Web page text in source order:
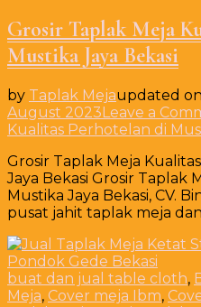
Grosir Taplak Meja
Mustika Jaya Bekasi
by Taplak Mejaupdated on
August 2023 Leave a
Kualitas Perhotelan di
Grosir Taplak Meja
Jaya Bekasi Grosir Taplak
Mustika Jaya Bekasi, CV.
pusat jahit taplak meja
buat dan jual table cloth,
Meja, Cover meja Ibm,